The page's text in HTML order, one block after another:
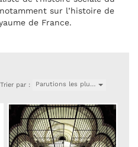
sur l’histoire de
de France.
Trier par : Parutions les plu…